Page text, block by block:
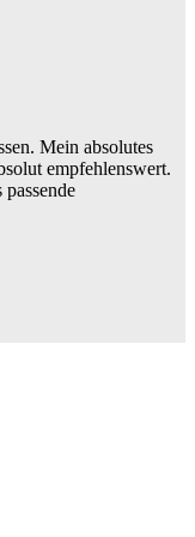
Mein absolutes
empfehlenswert.